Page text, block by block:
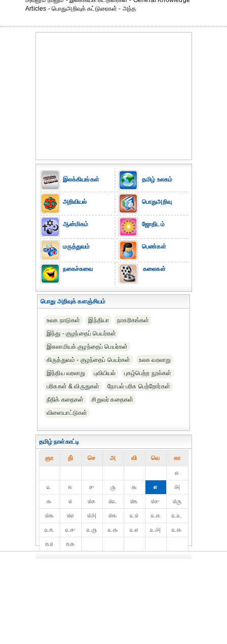
Articles - பொதுஅறிவுக் கட்டுரைகள் - அந்த
இலக்கியங்கள்
அறிவியல்
ஆன்மிகம்
மருத்துவம்
நகைச்சுவை
தமிழ் உலகம்
பொதுஅறிவு
ஜோதிடம்
பெண்கள்
கலைகள்
பொது அறிவுக் களஞ்சியம்
உலக நாடுகள் இந்தியா
நாகரிகங்கள்
இந்து - குழந்தைப் பெயர்கள்
இசுலாமியக் குழந்தைப் பெயர்கள்
கிருத்துவம் - குழந்தைப் பெயர்கள்
உலக வரலாறு
இந்திய வரலாறு
புவியியல்
புகழ்பெற்ற நூல்கள்
பரிசுகள் & விருதுகள்
நோபல் பரிசு‎ பெற்றோர்‎கள்
நீதிக் கதைகள்
சிறுவர் கதைகள்
விளையாட்டுகள்
தமிழ் நாள்காட்டி
ஞா தி் செ அ வி வெ கா
௧
௨
௩ ௪ ௫ ௬ ௭
௮
௯
௰ ௰௧ ௰௨ ௰௩ ௰௪
௰௫
௰௬
௰௭ ௰௮ ௰௯ ௨௰ ௨௧
௨௨
௨௩
௨௪ ௨௫ ௨௬ ௨௭ ௨௮
௨௯
௩௰
௩௧